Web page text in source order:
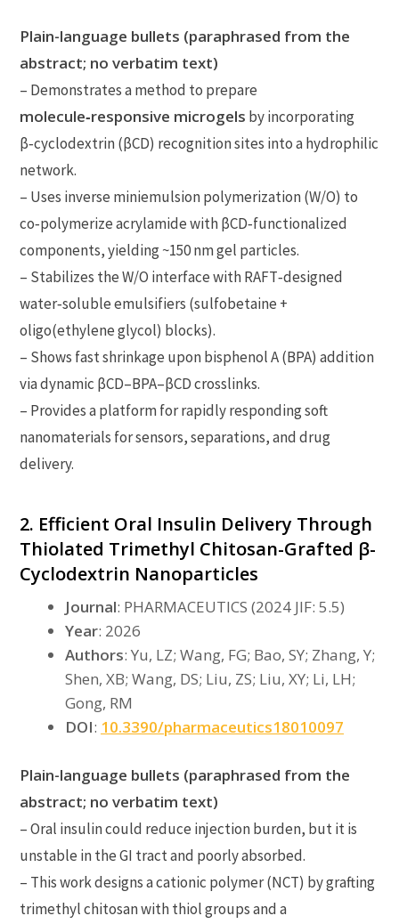
Plain-language bullets (paraphrased from the
abstract; no verbatim text)
– Demonstrates a method to prepare
molecule‑responsive microgels by incorporating
β‑cyclodextrin (βCD) recognition sites into a hydrophilic
network.
– Uses inverse miniemulsion polymerization (W/O) to
co‑polymerize acrylamide with βCD‑functionalized
components, yielding ~150 nm gel particles.
– Stabilizes the W/O interface with RAFT‑designed
water‑soluble emulsifiers (sulfobetaine +
oligo(ethylene glycol) blocks).
– Shows fast shrinkage upon bisphenol A (BPA) addition
via dynamic βCD–BPA–βCD crosslinks.
– Provides a platform for rapidly responding soft
nanomaterials for sensors, separations, and drug
delivery.
2. Efficient Oral Insulin Delivery Through
Thiolated Trimethyl Chitosan-Grafted β-
Cyclodextrin Nanoparticles
Journal: PHARMACEUTICS (2024 JIF: 5.5)
Year: 2026
Authors: Yu, LZ; Wang, FG; Bao, SY; Zhang, Y;
Shen, XB; Wang, DS; Liu, ZS; Liu, XY; Li, LH;
Gong, RM
DOI: 10.3390/pharmaceutics18010097
Plain-language bullets (paraphrased from the
abstract; no verbatim text)
– Oral insulin could reduce injection burden, but it is
unstable in the GI tract and poorly absorbed.
– This work designs a cationic polymer (NCT) by grafting
trimethyl chitosan with thiol groups and a